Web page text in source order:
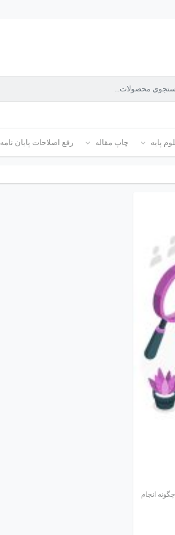
پایه چاپ مقاله رفع اصلاحات پایان نامه
انجام